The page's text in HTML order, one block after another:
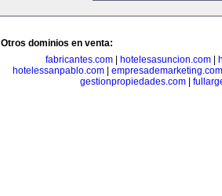
Otros dominios en venta:
fabricantes.com
hotelesasuncion.com
hotelessanpablo.com| empresademarketing.com
gestionpropiedades.com